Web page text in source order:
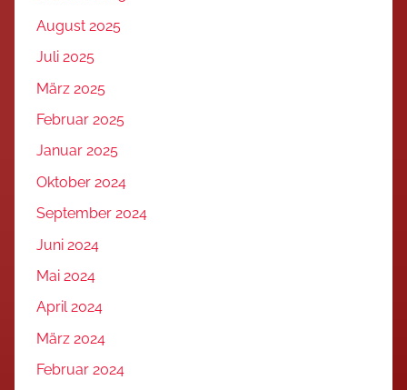
August 2025
Juli 2025
März 2025
Februar 2025
Januar 2025
Oktober 2024
September 2024
Juni 2024
Mai 2024
April 2024
März 2024
Februar 2024